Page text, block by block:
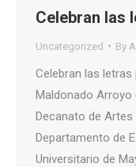
Celebran las
Uncategorized By
Celebran las
Maldonado Arroyo
Decanato de
Departamento de
Universitario de